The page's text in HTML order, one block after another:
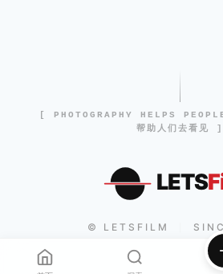
[ PHOTOGRAPHY HELPS
帮助人们去看见 ]
LETS
© LETSFILM